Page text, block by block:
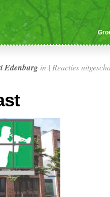
Edenburg in | Reacties